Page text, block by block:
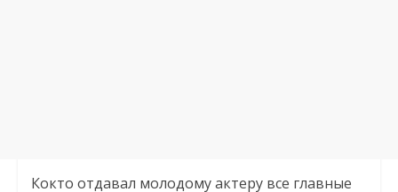
Кокто отдавал молодому актеру все главные